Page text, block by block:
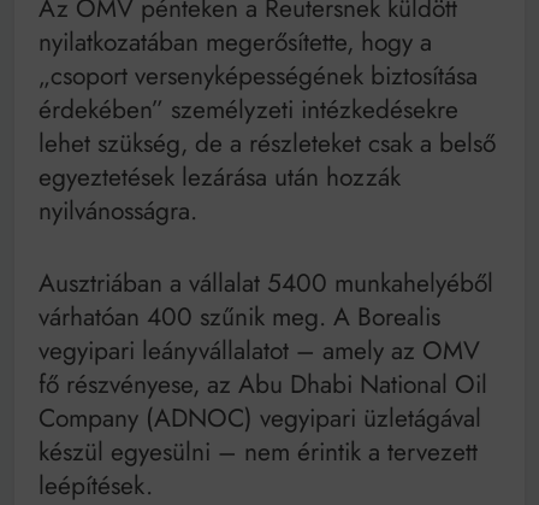
Az OMV pénteken a Reutersnek küldött
nyilatkozatában megerősítette, hogy a
„csoport versenyképességének biztosítása
érdekében” személyzeti intézkedésekre
lehet szükség, de a részleteket csak a belső
egyeztetések lezárása után hozzák
nyilvánosságra.
Ausztriában a vállalat 5400 munkahelyéből
várhatóan 400 szűnik meg. A Borealis
vegyipari leányvállalatot – amely az OMV
fő részvényese, az Abu Dhabi National Oil
Company (ADNOC) vegyipari üzletágával
készül egyesülni – nem érintik a tervezett
leépítések.